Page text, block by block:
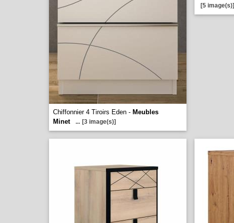
Chiffonnier 4 Tiroirs Eden - Meubles
Minet
... [3 image(s)]
[5 image(s)]